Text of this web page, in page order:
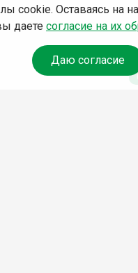
cookie. Оставаясь на
даете согласие на их
Даю согласие